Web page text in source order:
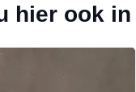
hier ook